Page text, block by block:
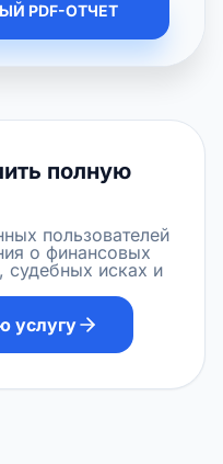
PDF-ОТЧЕТ
полную
пользователей
о финансовых
судебных исках и
услугу